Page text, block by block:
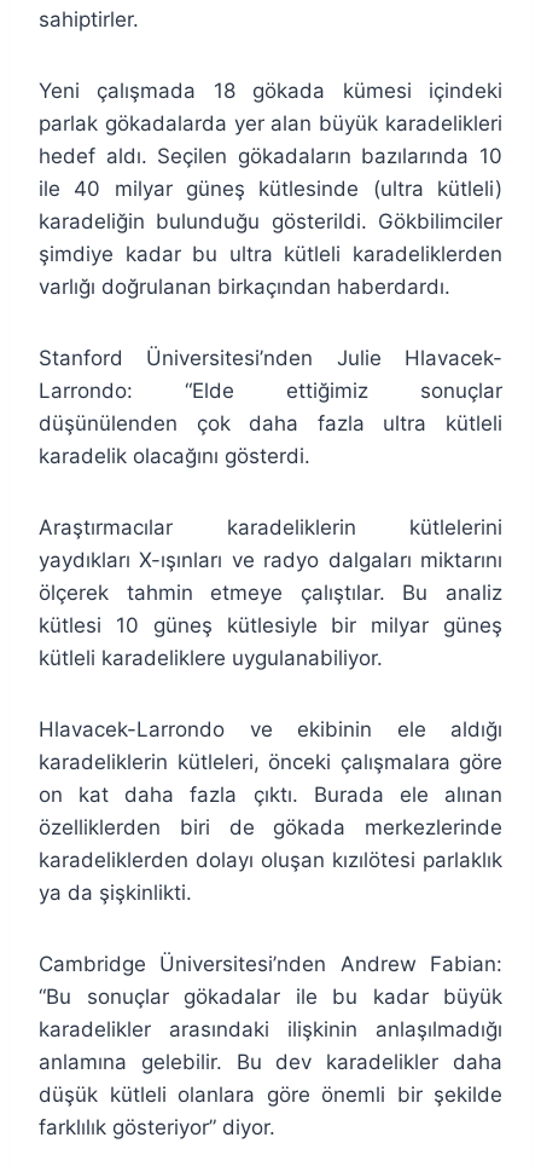
sahiptirler.
Yeni çalışmada 18 gökada kümesi içindeki
parlak gökadalarda yer alan büyük karadelikleri
hedef aldı. Seçilen gökadaların bazılarında 10
ile 40 milyar güneş kütlesinde (ultra kütleli)
karadeliğin bulunduğu gösterildi. Gökbilimciler
şimdiye kadar bu ultra kütleli karadeliklerden
varlığı doğrulanan birkaçından haberdardı.
Stanford Üniversitesi’nden Julie Hlavacek-
Larrondo: “Elde ettiğimiz sonuçlar
düşünülenden çok daha fazla ultra kütleli
karadelik olacağını gösterdi.
Araştırmacılar karadeliklerin kütlelerini
yaydıkları X-ışınları ve radyo dalgaları miktarını
ölçerek tahmin etmeye çalıştılar. Bu analiz
kütlesi 10 güneş kütlesiyle bir milyar güneş
kütleli karadeliklere uygulanabiliyor.
Hlavacek-Larrondo ve ekibinin ele aldığı
karadeliklerin kütleleri, önceki çalışmalara göre
on kat daha fazla çıktı. Burada ele alınan
özelliklerden biri de gökada merkezlerinde
karadeliklerden dolayı oluşan kızılötesi parlaklık
ya da şişkinlikti.
Cambridge Üniversitesi’nden Andrew Fabian:
“Bu sonuçlar gökadalar ile bu kadar büyük
karadelikler arasındaki ilişkinin anlaşılmadığı
anlamına gelebilir. Bu dev karadelikler daha
düşük kütleli olanlara göre önemli bir şekilde
farklılık gösteriyor” diyor.